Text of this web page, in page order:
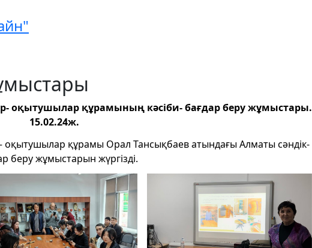
оқытушылар құрамының кәсіби- бағдар беру жұмыстары.
15.02.24ж.
құрамы Орал Тансықбаев атындағы Алматы сәндік-
беру жұмыстарын жүргізді.